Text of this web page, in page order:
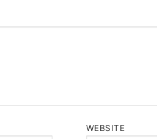
WEBSITE